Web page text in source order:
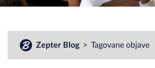
Zepter Blog Tagovane objave